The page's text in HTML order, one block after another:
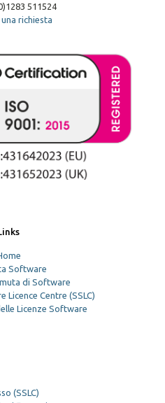
511524
una richiesta
Software
di Software
Licence Centre (SSLC)
Licenze Software
(SSLC)